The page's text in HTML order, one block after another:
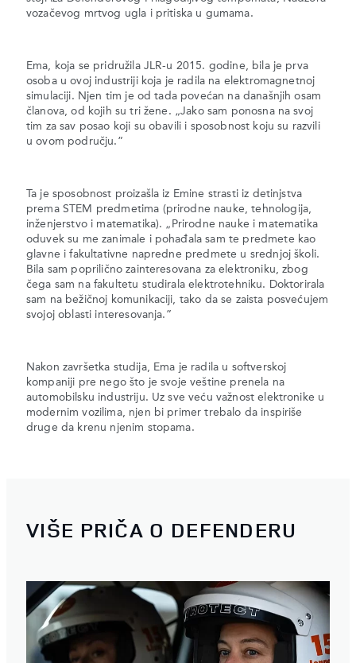
vozačevog mrtvog ugla i pritiska u gumama.
Ema, koja se pridružila JLR-u 2015. godine, bila je prva
osoba u ovoj industriji koja je radila na elektromagnetnoj
simulaciji. Njen tim je od tada povećan na današnjih osam
članova, od kojih su tri žene. „Jako sam ponosna na svoj
tim za sav posao koji su obavili i sposobnost koju su razvili
u ovom području.”
Ta je sposobnost proizašla iz Emine strasti iz detinjstva
prema STEM predmetima (prirodne nauke, tehnologija,
inženjerstvo i matematika). „Prirodne nauke i matematika
oduvek su me zanimale i pohađala sam te predmete kao
glavne i fakultativne napredne predmete u srednjoj školi.
Bila sam poprilično zainteresovana za elektroniku, zbog
čega sam na fakultetu studirala elektrotehniku. Doktorirala
sam na bežičnoj komunikaciji, tako da se zaista posvećujem
svojoj oblasti interesovanja.”
Nakon završetka studija, Ema je radila u softverskoj
kompaniji pre nego što je svoje veštine prenela na
automobilsku industriju. Uz sve veću važnost elektronike u
modernim vozilima, njen bi primer trebalo da inspiriše
druge da krenu njenim stopama.
VIŠE PRIČA O DEFENDERU